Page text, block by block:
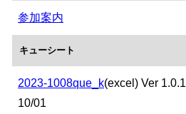
参加案内
キューシート
2023-1008que_k(excel) Ver 1.0.1
10/01